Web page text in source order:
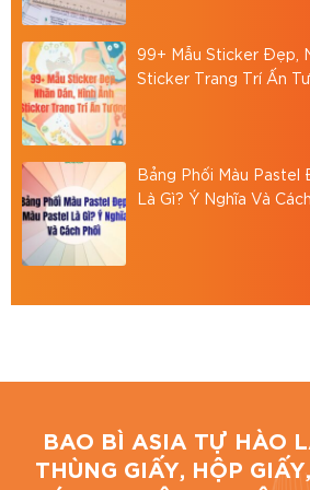
Thiết kế theo yêu cầu:
mẫu riêng, hỗ trợ in logo
thương hiệu.
Đa dạng mẫu mã:
phân khúc khách hàng.
Giá thành cạnh tranh:
cho đơn hàng số lượng lớn.
Giải pháp đóng gói tại
chuyên nghiệp, giúp nâng cao
và giá trị thương hiệu.
99+ Mẫu Sticker Đẹp,
Sticker Trang Trí Ấn
Bảng Phối Màu Pastel
Là Gì? Ý Nghĩa Và
BAO BÌ ASIA TỰ HÀO
THÙNG GIẤY, HỘP